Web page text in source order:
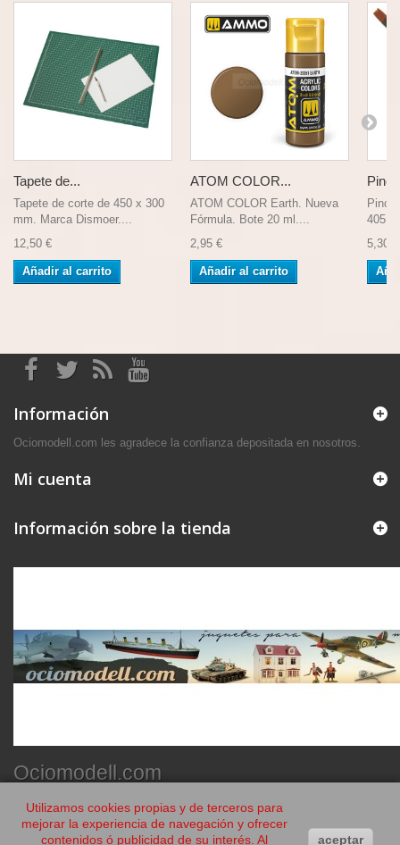
Tapete de...
Tapete de corte de 450 x 300
mm. Marca Dismoer....
12,50 €
Añadir al carrito
ATOM COLOR...
ATOM COLOR Earth. Nueva
Fórmula. Bote 20 ml....
2,95 €
Añadir al carrito
405,
5,30 €
Información
Ociomodell.com les agradece la confianza depositada en nosotros.
Mi cuenta
Información sobre la tienda
Ociomodell.com
Utilizamos cookies propias y de terceros para
mejorar la experiencia de navegación y ofrecer
contenidos ó publicidad de su interés. Al
aceptar